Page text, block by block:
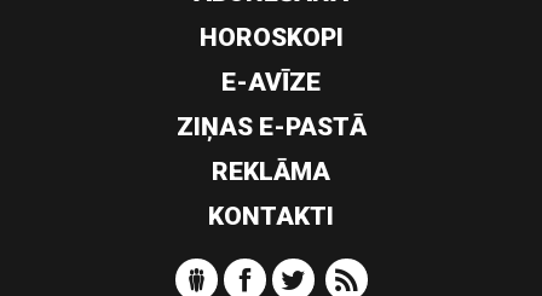
HOROSKOPI
E-AVĪZE
ZIŅAS E-PASTĀ
REKLĀMA
KONTAKTI